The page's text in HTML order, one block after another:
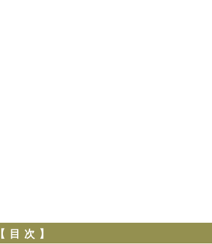
【 目 次 】